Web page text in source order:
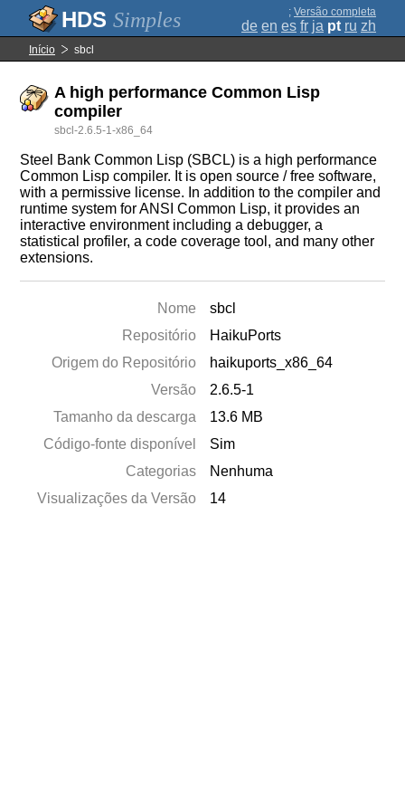
Simples ; Versão completa
de en es fr ja pt ru zh
Início sbcl
A high performance Common Lisp
compiler
sbcl-2.6.5-1-x86_64
Steel Bank Common Lisp (SBCL) is a high performance
Common Lisp compiler. It is open source / free software,
with a permissive license. In addition to the compiler and
runtime system for ANSI Common Lisp, it provides an
interactive environment including a debugger, a
statistical profiler, a code coverage tool, and many other
extensions.
Nome
sbcl
Repositório
HaikuPorts
Origem do Repositório
haikuports_x86_64
Versão
2.6.5-1
Tamanho da descarga
13.6 MB
Código-fonte disponível
Sim
Categorias
Nenhuma
Visualizações da Versão
14